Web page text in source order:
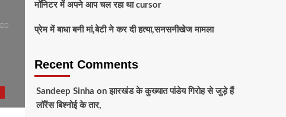
मॉनिटर में अपने आप चल रहा था cursor
प्रेम में बाधा बनी मां,बेटी ने कर दी हत्या,सनसनीखेज मामला
Recent Comments
Sandeep Sinha onझारखंड के कुख्यात पांडेय गिरोह से जुड़े हैं
लॉरेंस बिश्नोई के तार,